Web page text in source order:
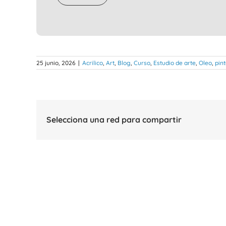
25 junio, 2026 | Acrilico, Art, Blog, Curso, Estudio de arte, Oleo,
Selecciona una red para compartir